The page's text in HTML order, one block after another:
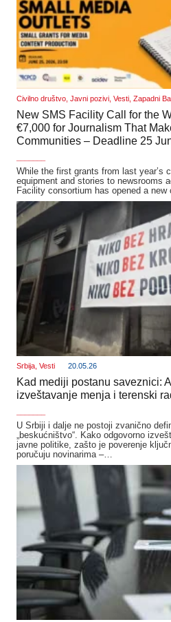
Civilno društvo, Javni pozivi, Vesti, Zapadni
New SMS Facility Call for the
€7,000 for Journalism That
Communities – Deadline 25
While the first grants from last year’s
equipment and stories to newsrooms
Facility consortium has opened a
Srbija, Vesti 20.05.26
Kad mediji postanu saveznici:
izveštavanje menja i terenski
U Srbiji i dalje ne postoji zvanično
„beskućništvo“. Kako odgovorno
javne politike, zašto je poverenje
poručuju novinarima –…